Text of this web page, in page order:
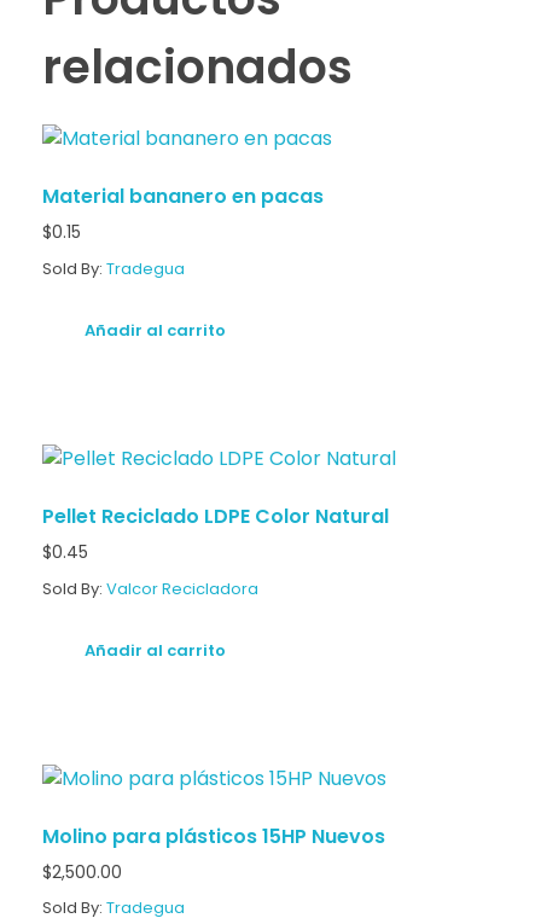
relacionados
Material bananero en pacas
$0.15
Sold By: Tradegua
Añadir al carrito
Pellet Reciclado LDPE Color Natural
$0.45
Sold By: Valcor Recicladora
Añadir al carrito
Molino para plásticos 15HP Nuevos
$2,500.00
Sold By: Tradegua